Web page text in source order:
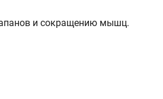
и сокращению мышц.